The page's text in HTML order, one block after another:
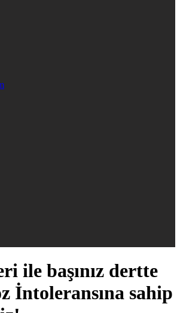
ile başınız dertte
İntoleransına sahip